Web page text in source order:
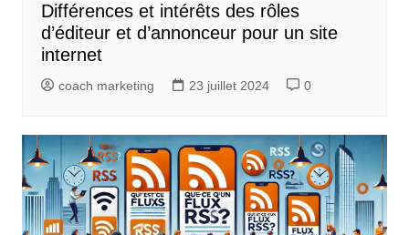
Différences et intérêts des rôles
d’éditeur et d’annonceur pour un site
internet
coach marketing 23 juillet 2024 0